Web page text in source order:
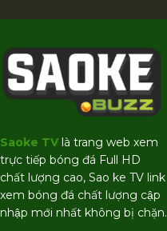
Saoke TVlà trang web xem
trực tiếp bóng đá Full HD
chất lượng cao, Sao ke TV link
xem bóng đá chất lượng cập
nhập mới nhất không bị chặn.